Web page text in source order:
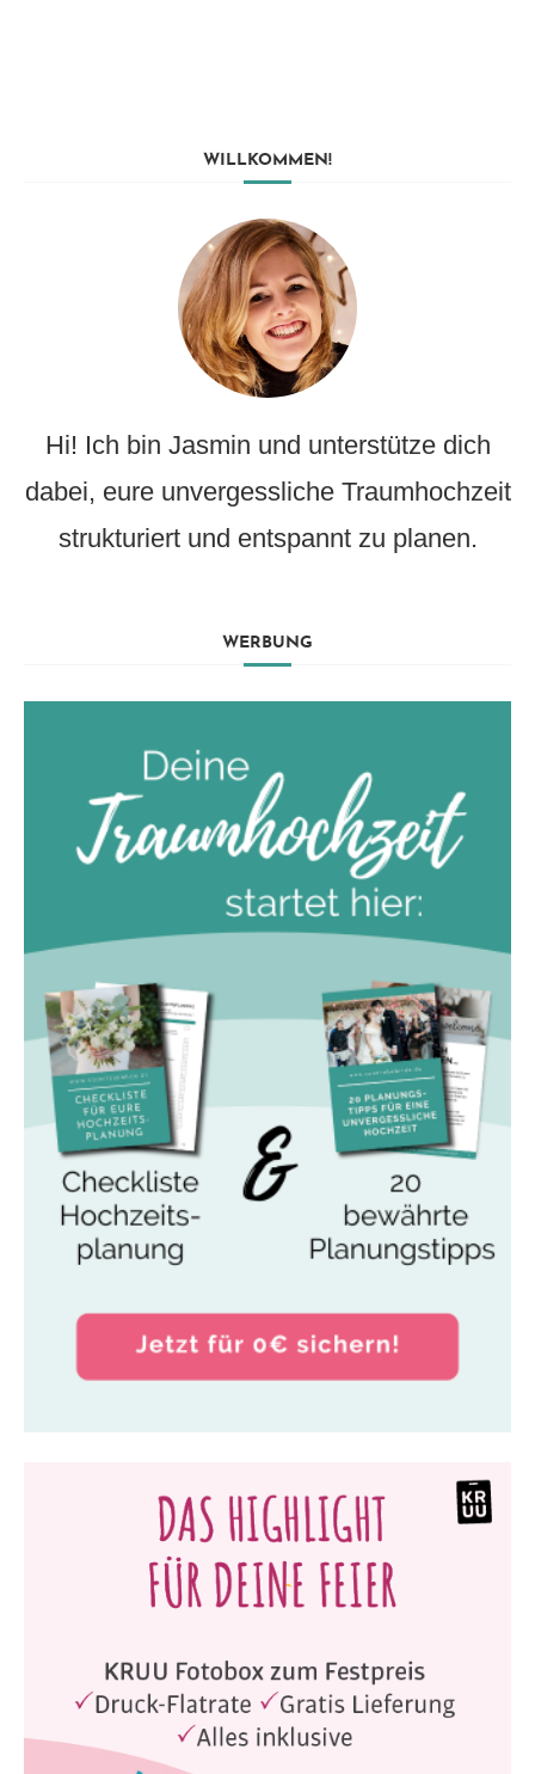
WILLKOMMEN!
Hi! Ich bin Jasmin und unterstütze dich
dabei, eure unvergessliche Traumhochzeit
strukturiert und entspannt zu planen.
WERBUNG